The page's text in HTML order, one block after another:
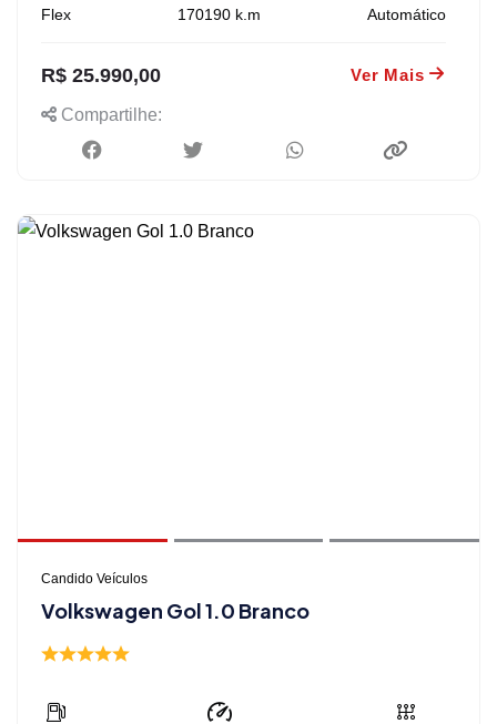
Flex 170190 k.m Automático
R$ 25.990,00 Ver Mais
Compartilhe:
Candido Veículos
Volkswagen Gol 1.0 Branco